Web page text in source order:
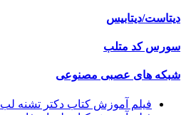
دیتاست/دیتابیس
سورس کد متلب
شبکه های عصبی مصنوعی
فیلم آموزش کتاب دکتر تشنه لب